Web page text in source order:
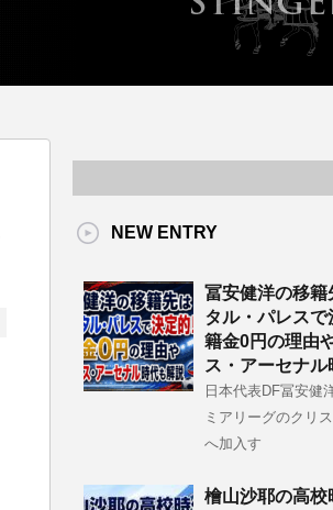
NEW ENTRY
冨安健洋の移籍
タル・パレスで
籍金0円の理由
ス・アーセナ
日本代表DF冨安健
ミアリーグのクリ
へ加入す
檜山沙耶の高校